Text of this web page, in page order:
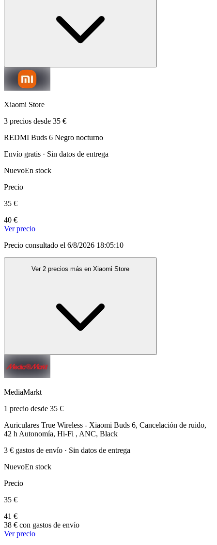
Xiaomi Store
3 precios desde 35 €
REDMI Buds 6 Negro nocturno
Envío gratis · Sin datos de entrega
NuevoEn stock
Precio
35 €
40 €
Ver precio
Precio consultado el 6/8/2026 18:05:10
Ver 2 precios más en Xiaomi Store
MediaMarkt
1 precio desde 35 €
Auriculares True Wireless - Xiaomi Buds 6, Cancelación de ruido,
42 h Autonomía, Hi-Fi , ANC, Black
3 € gastos de envío · Sin datos de entrega
NuevoEn stock
Precio
35 €
41 €
38 € con gastos de envío
Ver precio